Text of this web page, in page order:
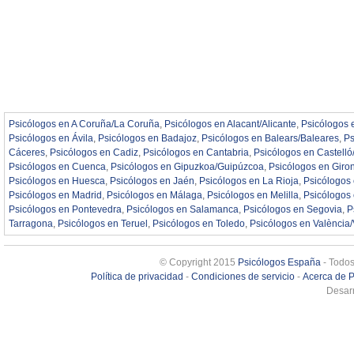
Psicólogos en A Coruña/La Coruña Psicólogos en Alacant/Alicante
Psicólogos
Psicólogos en Ávila
Psicólogos en Badajoz Psicólogos en Balears/Baleares
Cáceres
Psicólogos en Cadiz Psicólogos en Cantabria
Psicólogos en
Psicólogos en Cuenca
Psicólogos en Gipuzkoa/Guipúzcoa
Psicólogos en
Psicólogos en Huesca
Psicólogos en Jaén Psicólogos en La Rioja
Psicólogos
Psicólogos en Madrid
Psicólogos en Málaga Psicólogos en Melilla
Psicólogos
Psicólogos en Pontevedra
Psicólogos en Salamanca Psicólogos en Segovia
Tarragona
Psicólogos en Teruel Psicólogos en Toledo Psicólogos en
© Copyright 2015 Psicólogos España -
Política de privacidad - Condiciones de servicio- Acerca de